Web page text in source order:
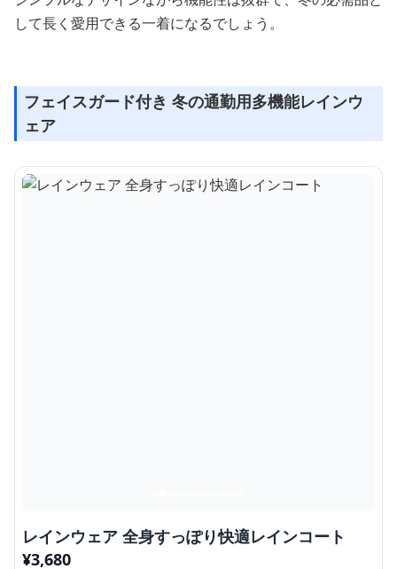
して長く愛用できる一着になるでしょう。
フェイスガード付き 冬の通勤用多機能レインウ
ェア
レインウェア 全身すっぽり快適レインコート
¥3,680